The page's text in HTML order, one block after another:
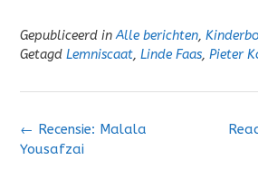
Gepubliceerd inAlle berichten,
Getagd Lemniscaat, Linde Faas, Pieter
Bericht
navigatie
← Recensie: Malala
Yousafzai